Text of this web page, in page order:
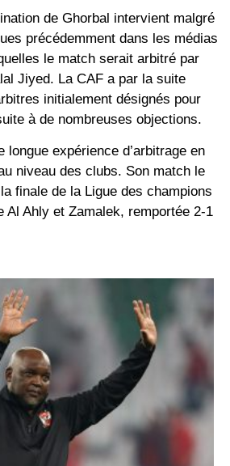
de Ghorbal intervient malgré
précédemment dans les médias
le match serait arbitré par
Jiyed. La CAF a par la suite
initialement désignés pour
à de nombreuses objections.
longue expérience d’arbitrage en
niveau des clubs. Son match le
finale de la Ligue des champions
Al Ahly et Zamalek, remportée 2-1